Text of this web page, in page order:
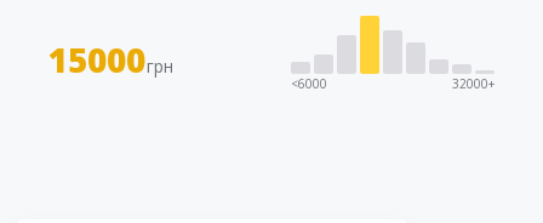
15000грн
<6000 32000+